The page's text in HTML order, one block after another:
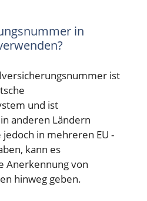
in
ist
und ist
anderen Ländern
in mehreren EU -
kann es
Anerkennung von
hinweg geben.